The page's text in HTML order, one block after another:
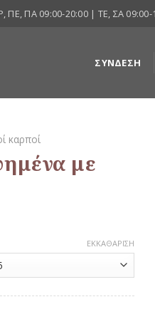
ΠΕ, ΠΑ 09:00-20:00 | ΤΕ, ΣΑ 09:00-
ΣΎΝΔΕΣΗ
καρποί
με
ΕΚΚΑΘΆΡΙΣΗ